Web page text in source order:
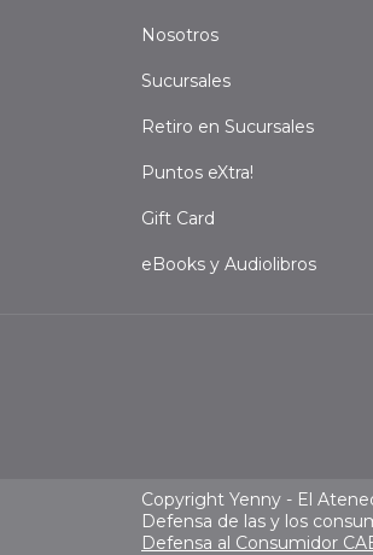
Nosotros
Sucursales
Retiro en Sucursales
Puntos eXtra!
Gift Card
eBooks y Audiolibros
Copyright Yenny - El
Defensa de las y los
Defensa al Consumidor